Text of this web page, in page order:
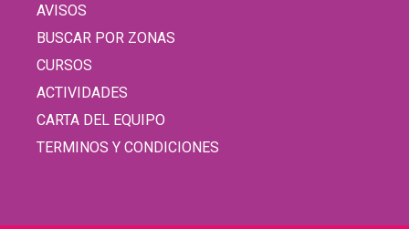
AVISOS
BUSCAR POR ZONAS
CURSOS
ACTIVIDADES
CARTA DEL EQUIPO
TERMINOS Y CONDICIONES